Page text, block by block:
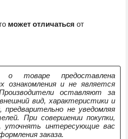
может отличаться от
о товаре предоставлена
ознакомления и не является
оставляют за
вид, характеристики и
предварительно не уведомляя
При совершении покупки,
уточнять интересующие вас
заказа.